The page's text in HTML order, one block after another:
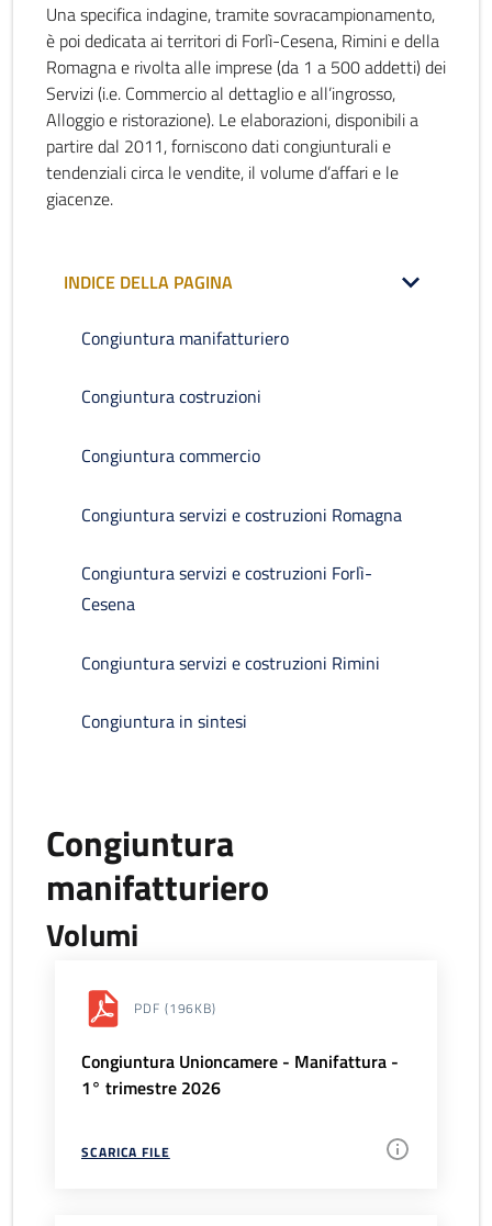
Una specifica indagine, tramite sovracampionamento,
è poi dedicata ai territori di Forlì-Cesena, Rimini e della
Romagna e rivolta alle imprese (da 1 a 500 addetti) dei
Servizi (i.e. Commercio al dettaglio e all’ingrosso,
Alloggio e ristorazione). Le elaborazioni, disponibili a
partire dal 2011, forniscono dati congiunturali e
tendenziali circa le vendite, il volume d’affari e le
giacenze.
INDICE DELLA PAGINA
Congiuntura manifatturiero
Congiuntura costruzioni
Congiuntura commercio
Congiuntura servizi e costruzioni Romagna
Congiuntura servizi e costruzioni Forlì-
Cesena
Congiuntura servizi e costruzioni Rimini
Congiuntura in sintesi
Congiuntura
manifatturiero
Volumi
PDF (196KB)
Congiuntura Unioncamere - Manifattura -
1° trimestre 2026
SCARICA FILE